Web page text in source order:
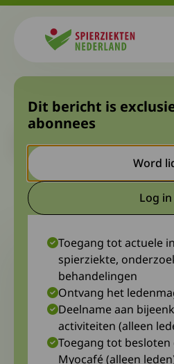
Laatste nieuws
meer actueel is.
3 december 2024
Hermien Remmelink en Ria van
Dit bericht is
abonnees
Word
Log in
Toegang tot actuele
spierziekte,
behandelingen
Ontvang het
Deelname aan
activiteiten (alleen
Toegang tot
Myocafé (alleen